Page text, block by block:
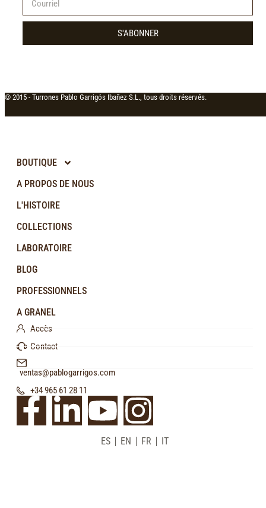
S'ABONNER
© 2015 - Turrones Pablo Garrigós Ibañez S.L., tous droits réservés.
BOUTIQUE
A PROPOS DE NOUS
L'HISTOIRE
COLLECTIONS
LABORATOIRE
BLOG
PROFESSIONNELS
A GRANEL
Accès
Contact
ventas@pablogarrigos.com
+34 965 61 28 11
ES EN FR IT